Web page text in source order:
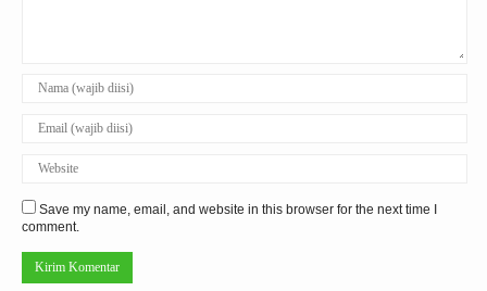
Save my name, email, and website in this browser for the next time I
comment.